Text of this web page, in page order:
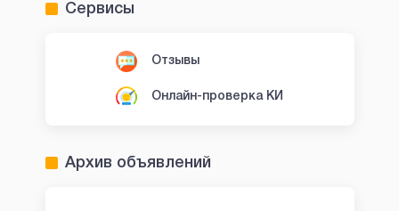
Сервисы
Отзывы
Онлайн-проверка КИ
Архив объявлений